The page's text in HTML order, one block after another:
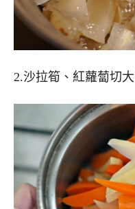
2.沙拉筍、紅蘿蔔切